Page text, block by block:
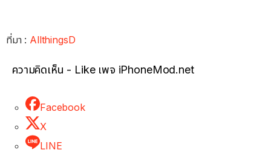
ที่มา : AllthingsD
ความคิดเห็น - Like เพจ iPhoneMod.net
Facebook
X
LINE